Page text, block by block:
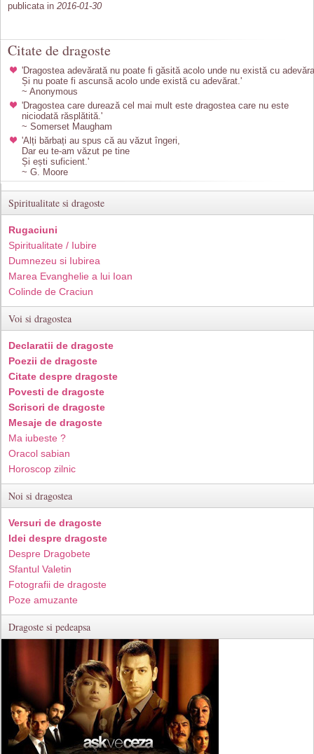
publicata in 2016-01-30
Citate de dragoste
'Dragostea adevărată nu poate fi găsită acolo unde nu există cu
Și nu poate fi ascunsă acolo unde există cu adevărat.'
~ Anonymous
'Dragostea care durează cel mai mult este dragostea care nu este
niciodată răsplătită.'
~ Somerset Maugham
'Alți bărbați au spus că au văzut îngeri,
Dar eu te-am văzut pe tine
Și ești suficient.'
~ G. Moore
Spiritualitate si dragoste
Rugaciuni
Spiritualitate / Iubire
Dumnezeu si Iubirea
Marea Evanghelie a lui Ioan
Colinde de Craciun
Voi si dragostea
Declaratii de dragoste
Poezii de dragoste
Citate despre dragoste
Povesti de dragoste
Scrisori de dragoste
Mesaje de dragoste
Ma iubeste ?
Oracol sabian
Horoscop zilnic
Noi si dragostea
Versuri de dragoste
Idei despre dragoste
Despre Dragobete
Sfantul Valetin
Fotografii de dragoste
Poze amuzante
Dragoste si pedeapsa